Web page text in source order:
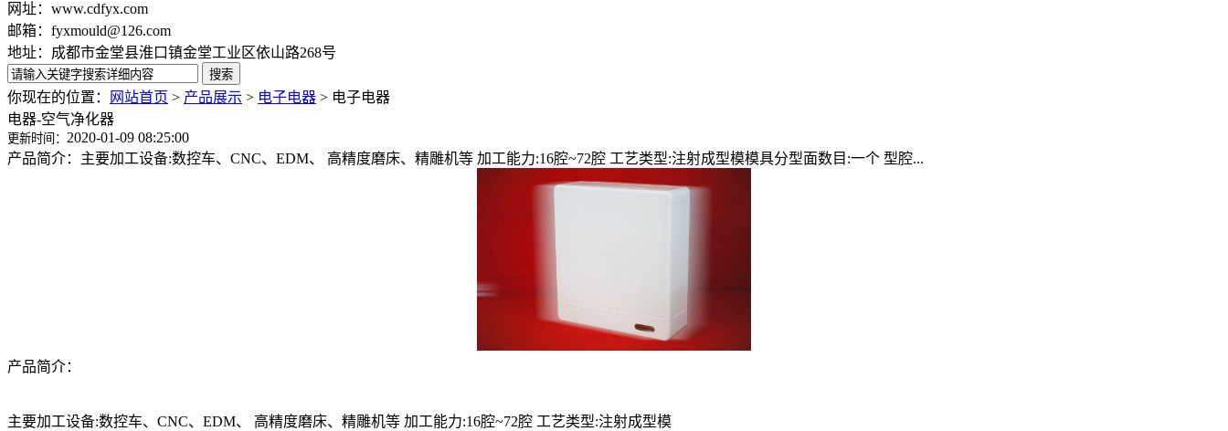
网址：www.cdfyx.com
邮箱：fyxmould@126.com
地址：成都市金堂县淮口镇金堂工业区依山路268号
你现在的位置： 网站首页 > 产品展示 > 电子电器 > 电子电器
电器-空气净化器
更新时间： 2020-01-09 08:25:00
产品简介：主要加工设备:数控车、CNC、EDM、 高精度磨床、精雕机等 加工能力:16腔~72腔 工艺类型:注射成型模模具分型面数目:一个 型腔...
产品简介：
主要加工设备:数控车、CNC、EDM、 高精度磨床、精雕机等 加工能力:16腔~72腔 工艺类型:注射成型模